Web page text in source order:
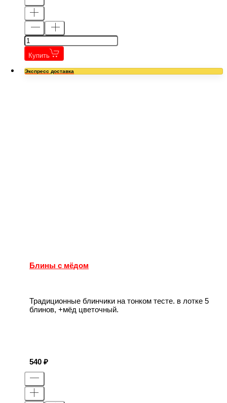
Купить
Экспресс доставка
Блины с мёдом
Традиционные блинчики на тонком тесте. в лотке 5
блинов, +мёд цветочный.
540